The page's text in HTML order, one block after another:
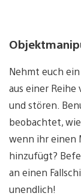
Nehmt euch
aus einer
und stören.
beobachtet,
wenn ihr einen
hinzufügt?
an einen
unendlich!